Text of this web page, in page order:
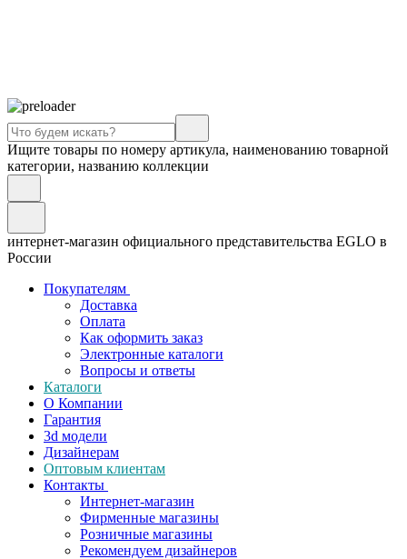
Ищите товары по номеру артикула, наименованию товарной
категории, названию коллекции
интернет-магазин официального представительства EGLO в
России
Покупателям
Доставка
Оплата
Как оформить заказ
Электронные каталоги
Вопросы и ответы
Каталоги
О Компании
Гарантия
3d модели
Дизайнерам
Оптовым клиентам
Контакты
Интернет-магазин
Фирменные магазины
Розничные магазины
Рекомендуем дизайнеров